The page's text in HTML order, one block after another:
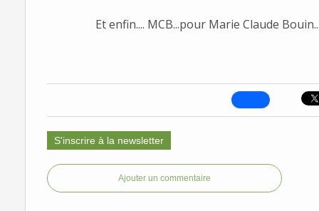
Et enfin.... MCB...pour Marie Claude
S'inscrire à la newsletter
Ajouter un commentaire